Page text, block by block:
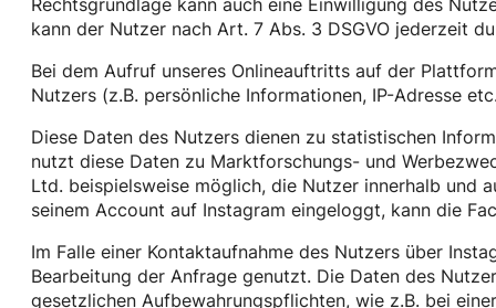
Rechtsgrundlage kann auch eine Einwilligung des
kann der Nutzer nach Art. 7 Abs. 3 DSGVO jederzeit
Bei dem Aufruf unseres Onlineauftritts auf der
Nutzers (z.B. persönliche Informationen, IP-Adresse
Diese Daten des Nutzers dienen zu statistischen
nutzt diese Daten zu Marktforschungs- und
Ltd. beispielsweise möglich, die Nutzer innerhalb und
seinem Account auf Instagram eingeloggt, kann die
Im Falle einer Kontaktaufnahme des Nutzers über
Bearbeitung der Anfrage genutzt. Die Daten des
gesetzlichen Aufbewahrungspflichten, wie z.B. bei